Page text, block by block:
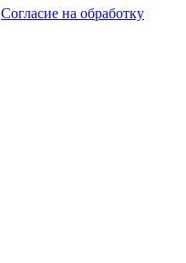
Согласие на обработку